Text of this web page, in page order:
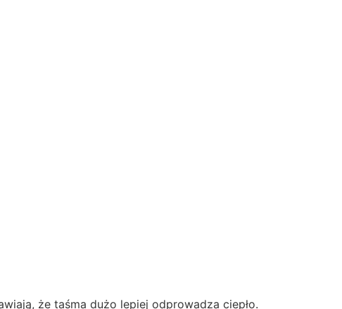
że taśma dużo lepiej odprowadza ciepło.